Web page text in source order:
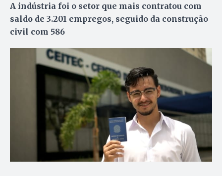
A indústria foi o setor que mais contratou com
saldo de 3.201 empregos, seguido da construção
civil com 586